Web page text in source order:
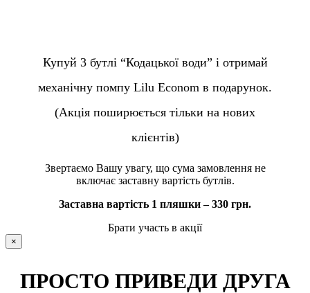
Купуй 3 бутлі “Кодацької води” і отримай
механічну помпу Lilu Econom в подарунок.
(Акція поширюється тільки на нових
клієнтів)
Звертаємо Вашу увагу, що сума замовлення не
включає заставну вартість бутлів.
Заставна вартість 1 пляшки – 330 грн.
Брати участь в акції
×
ПРОСТО ПРИВЕДИ ДРУГА